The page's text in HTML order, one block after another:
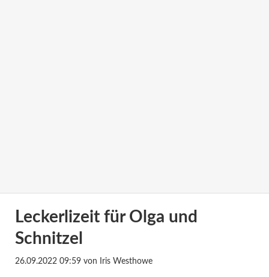
Leckerlizeit für Olga und
Schnitzel
26.09.2022 09:59von Iris Westhowe